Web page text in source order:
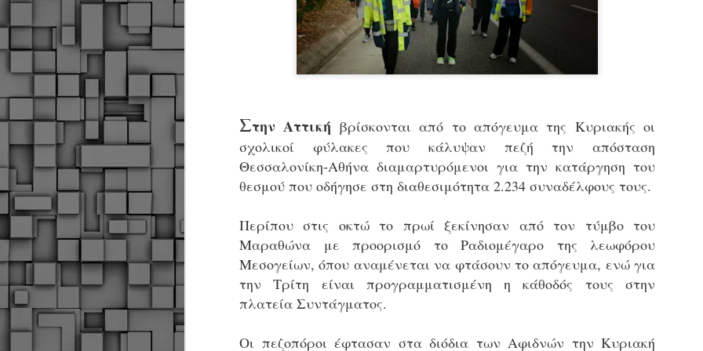
Στην Αττική βρίσκονται από το απόγευμα της Κυριακής οι
σχολικοί φύλακες που κάλυψαν πεζή την απόσταση
Θεσσαλονίκη-Αθήνα διαμαρτυρόμενοι για την κατάργηση του
θεσμού που οδήγησε στη διαθεσιμότητα 2.234 συναδέλφους τους.
Περίπου στις οκτώ το πρωί ξεκίνησαν από τον τύμβο του
Μαραθώνα με προορισμό το Ραδιομέγαρο της λεωφόρου
Μεσογείων, όπου αναμένεται να φτάσουν το απόγευμα, ενώ για
την Τρίτη είναι προγραμματισμένη η κάθοδός τους στην
πλατεία Συντάγματος.
Οι πεζοπόροι έφτασαν στα διόδια των Αφιδνών την Κυριακή
εκπαιδευμένους
JUN
Αναμνηστικά
ελέγχων σε ιδιοκτήτες
Θεσσαλονίκης: Ένταση